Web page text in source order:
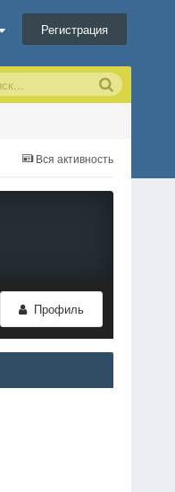
Регистрация
Вся активность
Профиль